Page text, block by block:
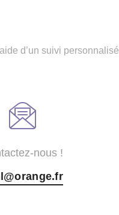
d’un suivi personnalisé
nous !